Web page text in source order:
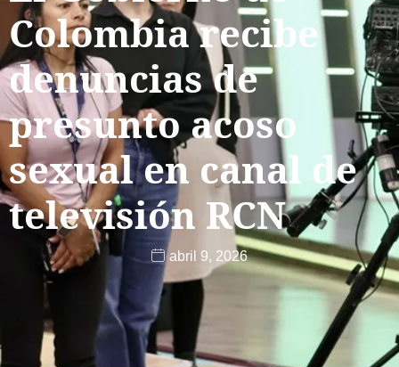
Colombia recibe
denuncias de
presunto acoso
sexual en canal de
televisión RCN
abril 9, 2026